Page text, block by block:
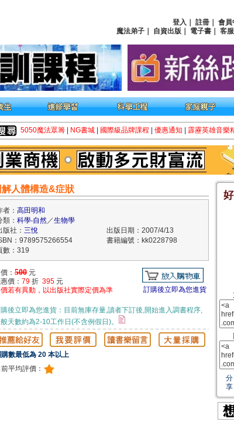
登入 註冊 會員
魔法弟子
自資出版 電子書 客
5050魔法眾籌 NG書城 國際級品牌課程 優惠通知 霹靂英雄音樂
解人體構造&症狀
者： 高田明和
類： 科學‧自然／生物學
版社： 三悅
出版日期：2007/4/13
：9789575266554
書籍編號：kk0228798
數：319
： 500 元
價： 79 折 395 元
若有異動，以出版社實際定價為準
訂購後立即為您進貨
後立即為您進貨：目前無庫存量,讀者下訂後,開始進入調書程序,
天數約為2-10工作日(不含例假日)。
購數最低為 20 本以上
前平均評價：
分
享